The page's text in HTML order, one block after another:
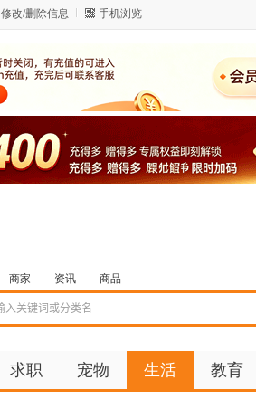
修改/删除信息 手机浏览
商家 资讯 商品
求职 宠物 生活 教育